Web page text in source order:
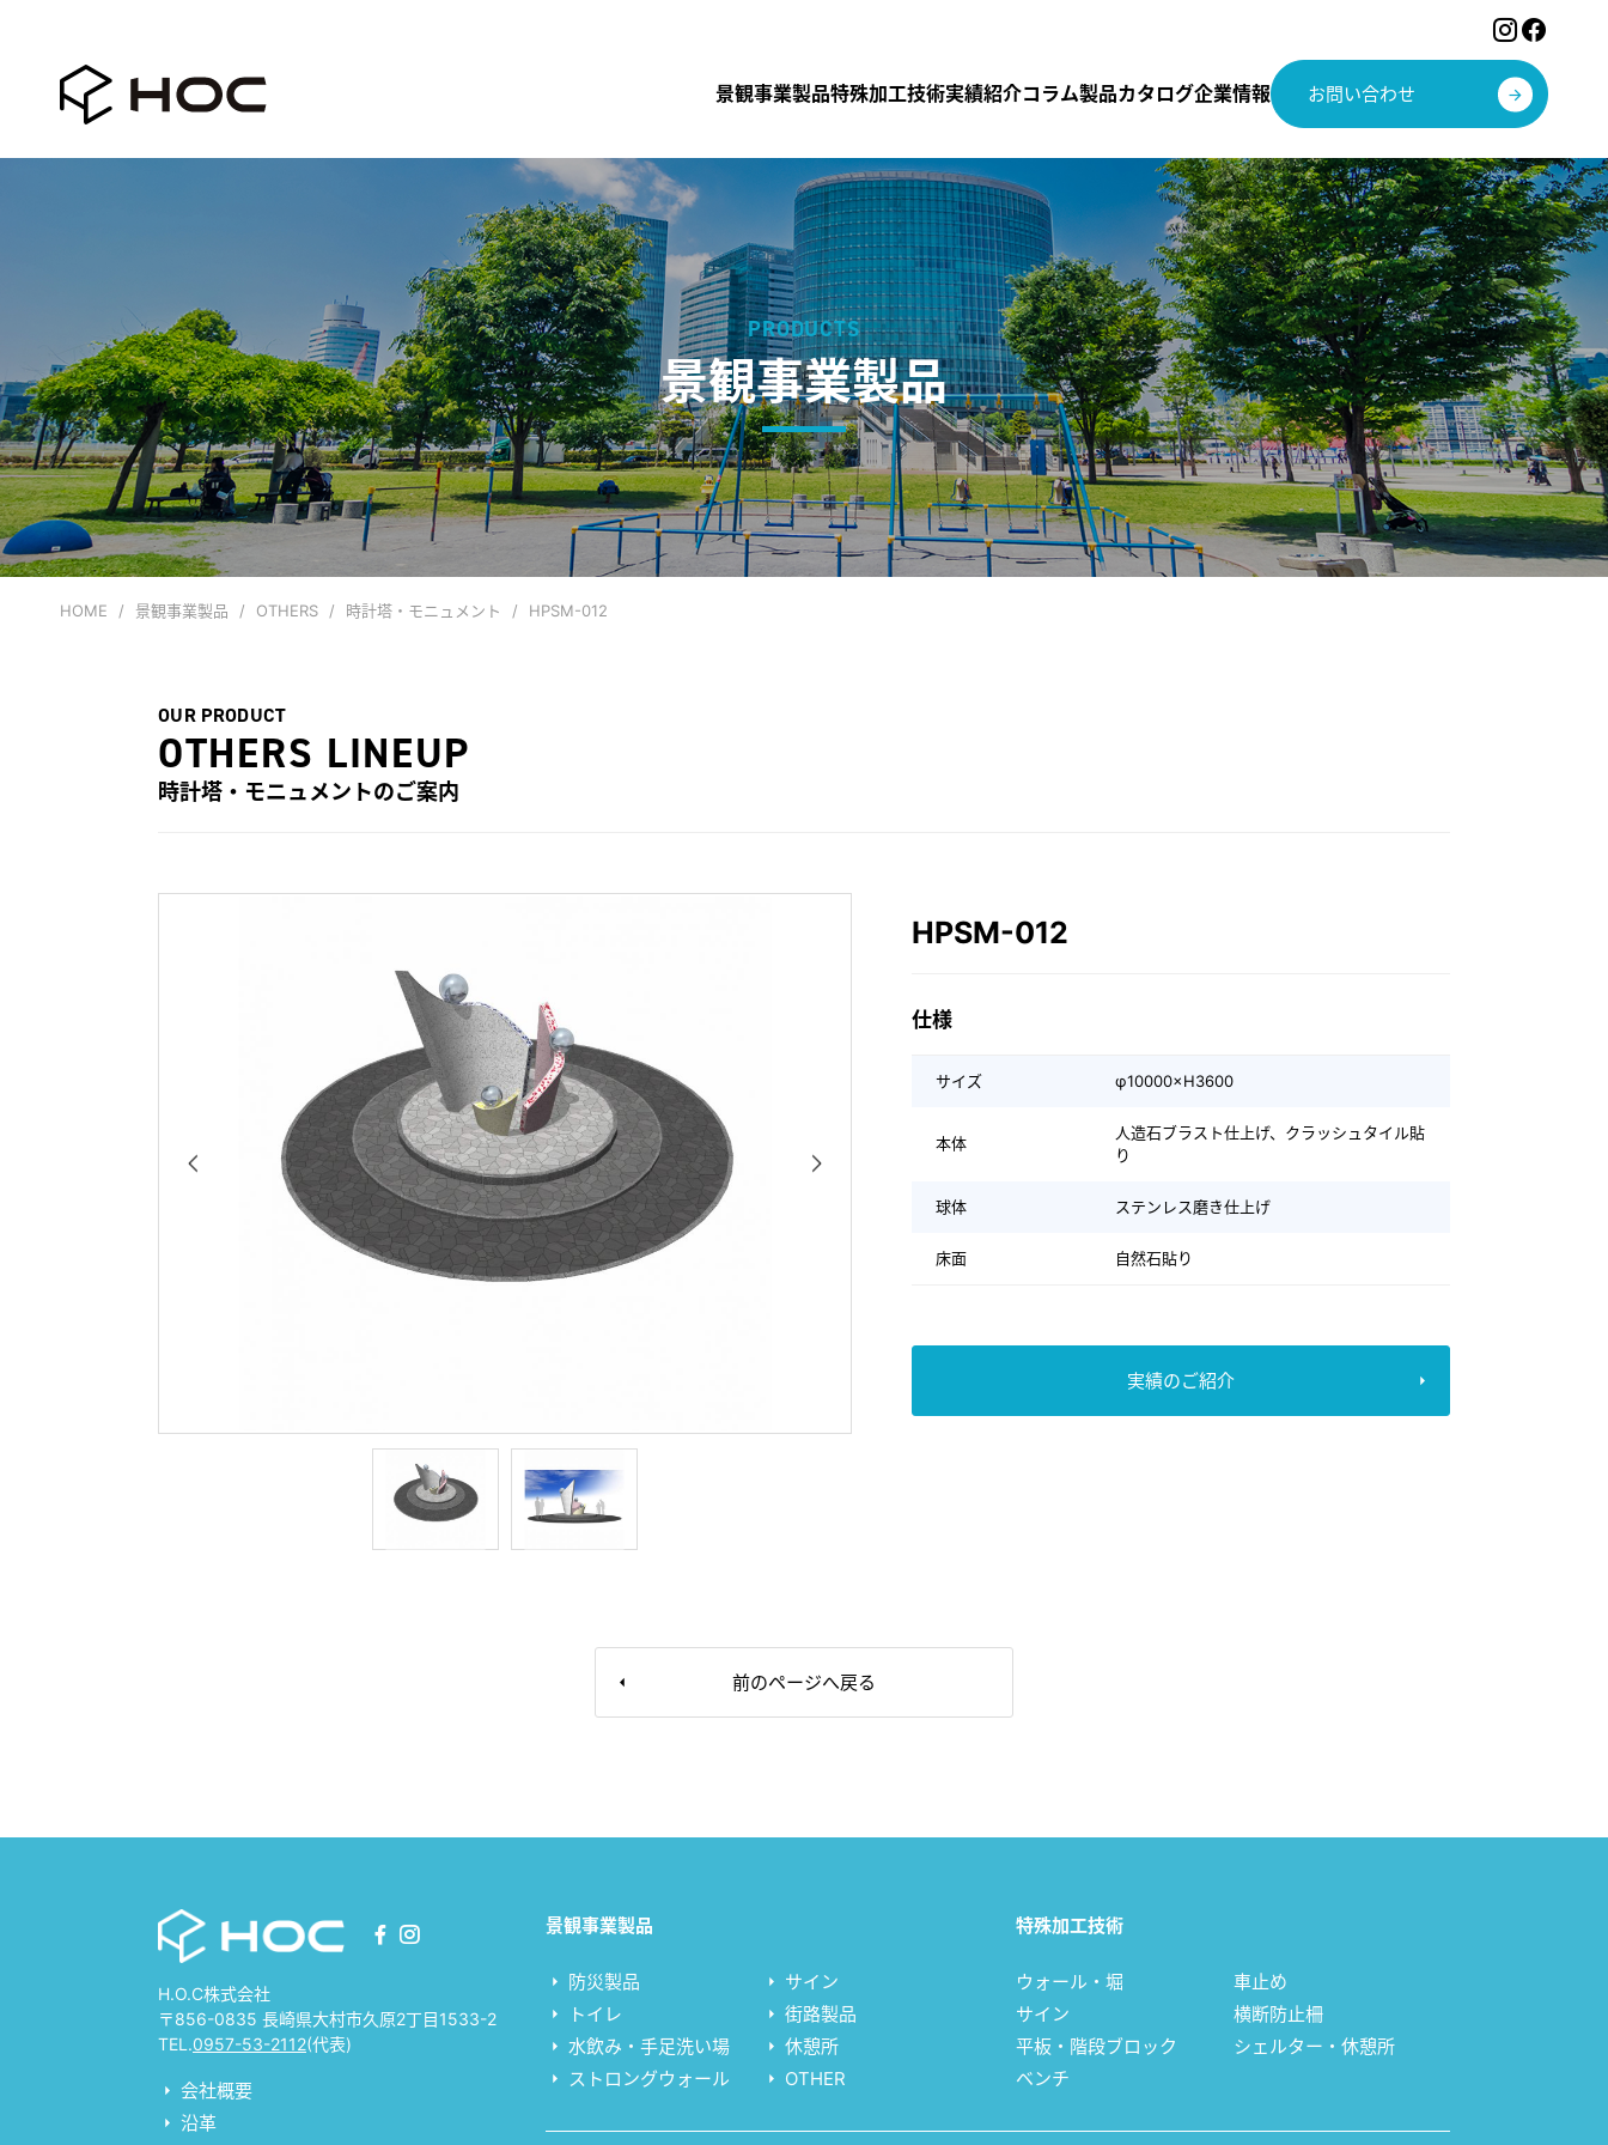
景観事業製品特殊加工技術実績紹介コラム製品カタログ企業情報 お問い合わせ
PRODUCTS
景観事業製品
HOME 景観事業製品 OTHERS 時計塔・モニュメント HPSM-012
OUR PRODUCT
OTHERS LINEUP
時計塔・モニュメントのご案内
HPSM-012
仕様
サイズ φ10000×H3600
本体
人造石ブラスト仕上げ、クラッシュタイル貼
り
球体 ステンレス磨き仕上げ
床面 自然石貼り
実績のご紹介
前のページへ戻る
H.O.C株式会社
〒856-0835 長崎県大村市久原2丁目1533-2
TEL.0957-53-2112(代表)
会社概要
沿革
景観事業製品
防災製品
トイレ
水飲み・手足洗い場
ストロングウォール
サイン
街路製品
休憩所
OTHER
特殊加工技術
ウォール・堀
サイン
平板・階段ブロック
ベンチ
車止め
横断防止柵
シェルター・休憩所